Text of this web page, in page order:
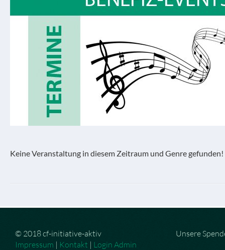
Keine Veranstaltung in diesem Zeitraum und Genre gefunden!
© 2018 cf-initiative-aktiv
Impressum | Kontakt | Login Admin
Unsere